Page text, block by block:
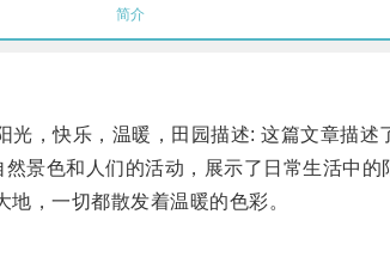
简介
，快乐，温暖，田园描述: 这篇文章描述
色和人们的活动，展示了日常生活中的
，一切都散发着温暖的色彩。